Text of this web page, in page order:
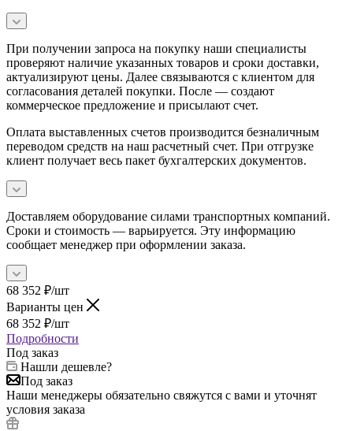
При получении запроса на покупку наши специалисты
проверяют наличие указанных товаров и сроки доставки,
актуализируют цены. Далее связываются с клиентом для
согласования деталей покупки. После — создают
коммерческое предложение и присылают счет.
Оплата выставленных счетов производится безналичным
переводом средств на наш расчетный счет. При отгрузке
клиент получает весь пакет бухгалтерских документов.
Доставляем оборудование силами транспортных компаний.
Сроки и стоимость — варьируется. Эту информацию
сообщает менеджер при оформлении заказа.
68 352 ₽/шт
Варианты цен
68 352 ₽/шт
Подробности
Под заказ
Нашли дешевле?
Под заказ
Наши менеджеры обязательно свяжутся с вами и уточнят
условия заказа